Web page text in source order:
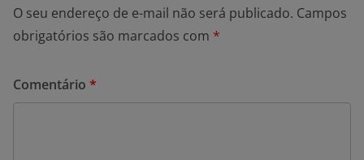
O seu endereço de e-mail não será publicado. Campos
obrigatórios são marcados com *
Comentário *